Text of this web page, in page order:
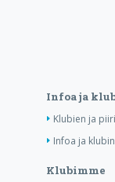
Infoa ja
Klubien ja
Infoa ja
Klubimme